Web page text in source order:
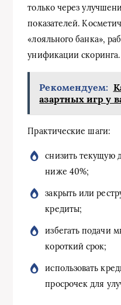
только через
показателей.
«лояльного банка»,
унификации скоринга.
Рекомендуем:
азартных игр у
Практические шаги:
снизить текущую
ниже 40%;
закрыть или
кредиты;
избегать подачи
короткий срок;
использовать
просрочек для